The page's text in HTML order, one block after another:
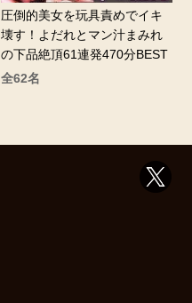
圧倒的美女を玩具責めでイキ
壊す！よだれとマン汁まみれ
の下品絶頂61連発470分BEST
全62名